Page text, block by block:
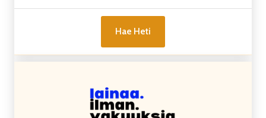
Hae Heti